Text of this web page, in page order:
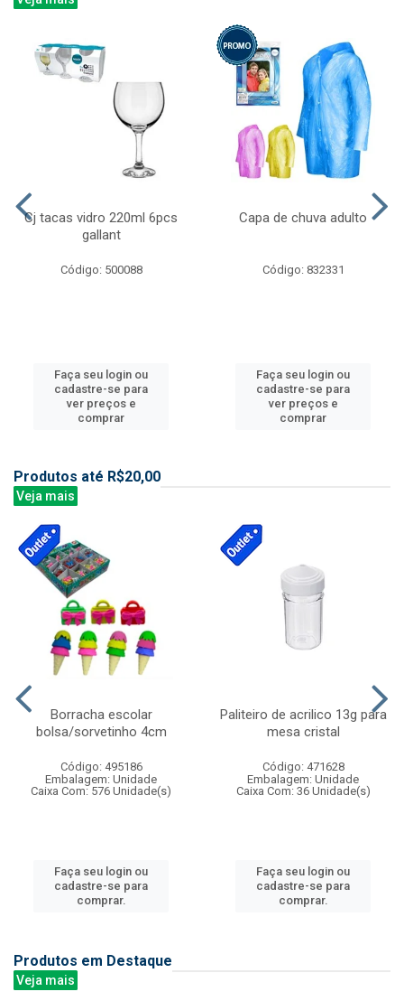
Cj tacas vidro 220ml 6pcs
gallant
Código: 500088
Faça seu login ou
cadastre-se para
ver preços e
comprar
Capa de chuva adulto
Código: 832331
Faça seu login ou
cadastre-se para
ver preços e
comprar
Produtos até R$20,00
Veja mais
Borracha escolar
bolsa/sorvetinho 4cm
Código: 495186
Embalagem: Unidade
Caixa Com: 576 Unidade(s)
Faça seu login ou
cadastre-se para
comprar.
Paliteiro de acrilico 13g para
mesa cristal
Código: 471628
Embalagem: Unidade
Caixa Com: 36 Unidade(s)
Faça seu login ou
cadastre-se para
comprar.
Produtos em Destaque
Veja mais